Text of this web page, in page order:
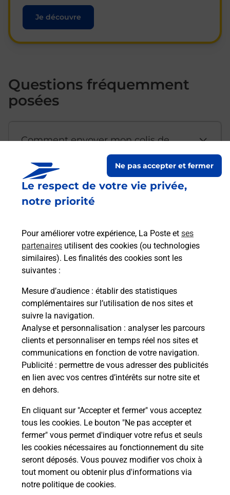
Le respect de votre vie privée,
notre priorité
Pour améliorer votre expérience, La Poste et ses
partenaires utilisent des cookies (ou technologies
similaires). Les finalités des cookies sont les
suivantes :
Mesure d’audience : établir des statistiques
complémentaires sur l’utilisation de nos sites et
suivre la navigation.
Analyse et personnalisation : analyser les parcours
clients et personnaliser en temps réel nos sites et
communications en fonction de votre navigation.
Publicité : permettre de vous adresser des publicités
en lien avec vos centres d’intérêts sur notre site et
en dehors.
En cliquant sur "Accepter et fermer" vous acceptez
tous les cookies. Le bouton "Ne pas accepter et
fermer" vous permet d'indiquer votre refus et seuls
les cookies nécessaires au fonctionnement du site
seront déposés. Vous pouvez modifier vos choix à
tout moment ou obtenir plus d'informations via
notre politique de cookies.
Ne pas accepter et fermer
Je découvre
Questions fréquemment
posées
Comment envoyer mon colis de
Est-il possible d’acheter un
emballage directement depuis un
Comment demander une
modification de livraison ?
Comment La Poste participe-t-elle
à votre sécurité au quotidien ?
Puis-je passer mon code de la route
avec La Poste et sous quelles
conditions ?
Localiser Liste Hérault NIZAS